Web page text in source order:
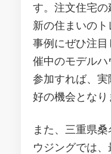
す。注文住宅
新の住まいの
事例にぜひ注
催中のモデル
参加すれば、
好の機会となり
また、三重県
ウジングでは